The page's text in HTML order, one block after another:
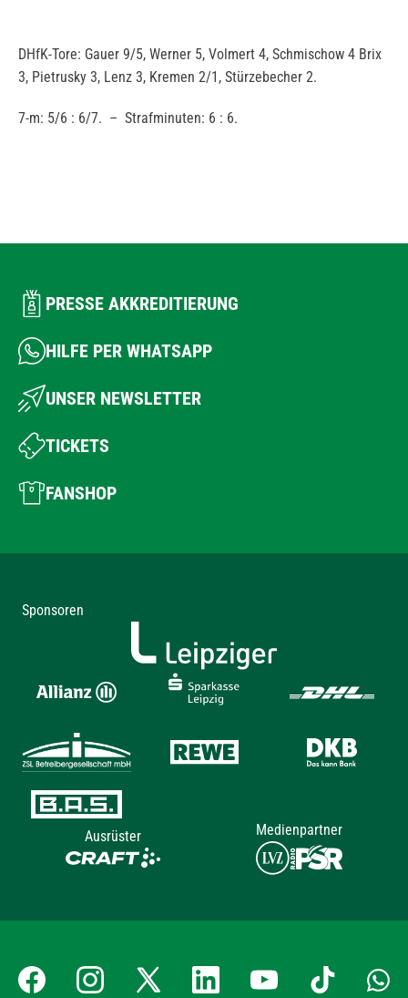
DHfK-Tore: Gauer 9/5, Werner 5, Volmert 4, Schmischow 4 Brix
3, Pietrusky 3, Lenz 3, Kremen 2/1, Stürzebecher 2.
7-m: 5/6 : 6/7. – Strafminuten: 6 : 6.
PRESSE AKKREDITIERUNG
HILFE PER WHATSAPP
UNSER NEWSLETTER
TICKETS
FANSHOP
Sponsoren
Ausrüster Medienpartner